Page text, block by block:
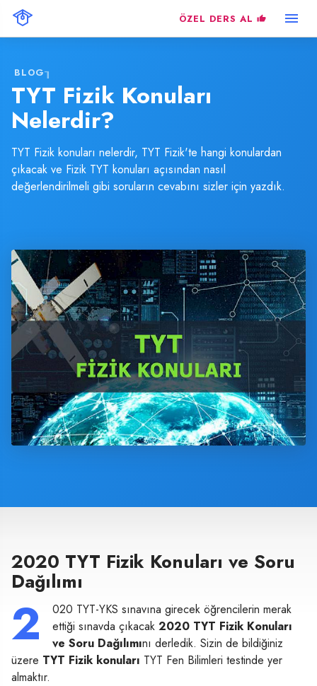
ÖZEL DERS AL
BLOG
TYT Fizik Konuları
Nelerdir?
TYT Fizik konuları nelerdir, TYT Fizik'te hangi konulardan
çıkacak ve Fizik TYT konuları açısından nasıl
değerlendirilmeli gibi soruların cevabını sizler için yazdık.
2020 TYT Fizik Konuları ve Soru
Dağılımı
2
020 TYT-YKS sınavına girecek öğrencilerin merak
ettiği sınavda çıkacak 2020 TYT Fizik Konuları
ve Soru Dağılımını derledik. Sizin de bildiğiniz
üzere TYT Fizik konuları TYT Fen Bilimleri testinde yer
almaktır.